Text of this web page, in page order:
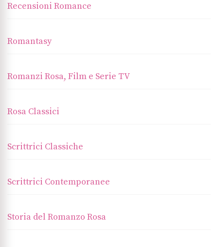
Recensioni Romance
Romantasy
Romanzi Rosa, Film e Serie TV
Rosa Classici
Scrittrici Classiche
Scrittrici Contemporanee
Storia del Romanzo Rosa